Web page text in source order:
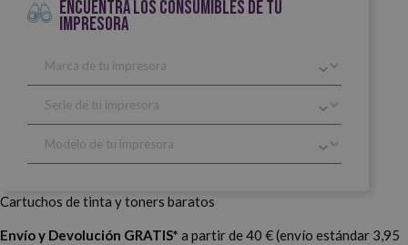
ENCUENTRA LOS CONSUMIBLES DE TU
IMPRESORA
Cartuchos de tinta y toners baratos
Envío y Devolución GRATIS* a partir de 40 € (envío estándar 3,95